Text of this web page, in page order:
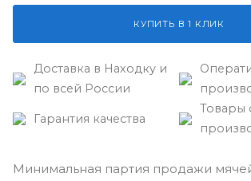
КУПИТЬ В 1 КЛИК
Доставка в Находку и
по всей России
Гарантия качества
Товары
Минимальная партия продажи